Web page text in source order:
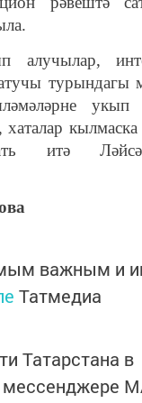
алучылар,
турындагы
укып
хаталар
итә
важным и
Татмедиа
Татарстана в